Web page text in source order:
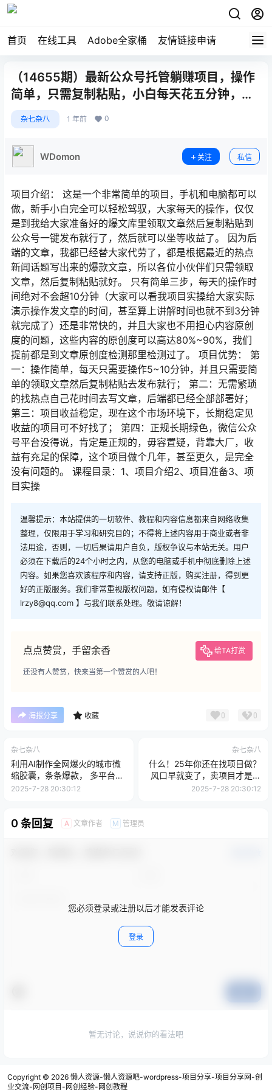
首页 在线工具 Adobe全家桶 友情链接申请
（14655期）最新公众号托管躺赚项目，操作
简单，只需复制粘贴，小白每天花五分钟，…
杂七杂八 1 年前 0
WDomon 关注 私信
项目介绍： 这是一个非常简单的项目，手机和电脑都可以
做，新手小白完全可以轻松驾驭，大家每天的操作，仅仅
是到我给大家准备好的爆文库里领取文章然后复制粘贴到
公众号一键发布就行了，然后就可以坐等收益了。 因为后
端的文章，我都已经替大家代劳了，都是根据最近的热点
新闻话题写出来的爆款文章，所以各位小伙伴们只需领取
文章，然后复制粘贴就好。 只有简单三步，每天的操作时
间绝对不会超10分钟（大家可以看我项目实操给大家实际
演示操作发文章的时间，甚至算上讲解时间也就不到3分钟
就完成了）还是非常快的，并且大家也不用担心内容原创
度的问题，这些内容的原创度可以高达80%~90%，我们
提前都是到文章原创度检测那里检测过了。 项目优势： 第
一：操作简单，每天只需要操作5~10分钟，并且只需要简
单的领取文章然后复制粘贴去发布就行； 第二：无需繁琐
的找热点自己花时间去写文章，后端都已经全部部署好；
第三：项目收益稳定，现在这个市场环境下，长期稳定见
收益的项目可不好找了； 第四：正规长期绿色，微信公众
号平台没得说，肯定是正规的，毋容置疑，背靠大厂，收
益有充足的保障，这个项目做个几年，甚至更久，是完全
没有问题的。 课程目录：1、项目介绍2、项目准备3、项
目实操
温馨提示：本站提供的一切软件、教程和内容信息都来自网络收集
整理，仅限用于学习和研究目的；不得将上述内容用于商业或者非
法用途，否则，一切后果请用户自负，版权争议与本站无关。用户
必须在下载后的24个小时之内，从您的电脑或手机中彻底删除上述
内容。如果您喜欢该程序和内容，请支持正版，购买注册，得到更
好的正版服务。我们非常重视版权问题，如有侵权请邮件【
lrzy8@qq.com 】与我们联系处理。敬请谅解！
点点赞赏，手留余香 给TA打赏
还没有人赞赏，快来当第一个赞赏的人吧！
海报分享 收藏 0 0
杂七杂八
利用AI制作全网爆火的城市微
缩胶囊，条条爆款， 多平台分
发，疯狂涨粉变现
2025-7-28 20:30:12
杂七杂八
什么！25年你还在找项目做？
风口早就变了，卖项目才是稳
挣不赔【揭秘】
2025-7-28 20:30:12
0 条回复 A 文章作者 M 管理员
您必须登录或注册以后才能发表评论
登录
暂无讨论，说说你的看法吧
Copyright © 2026 懒人资源-懒人资源吧-wordpress-项目分享-项目分享网-创
业交流-网创项目-网创经验-网创教程